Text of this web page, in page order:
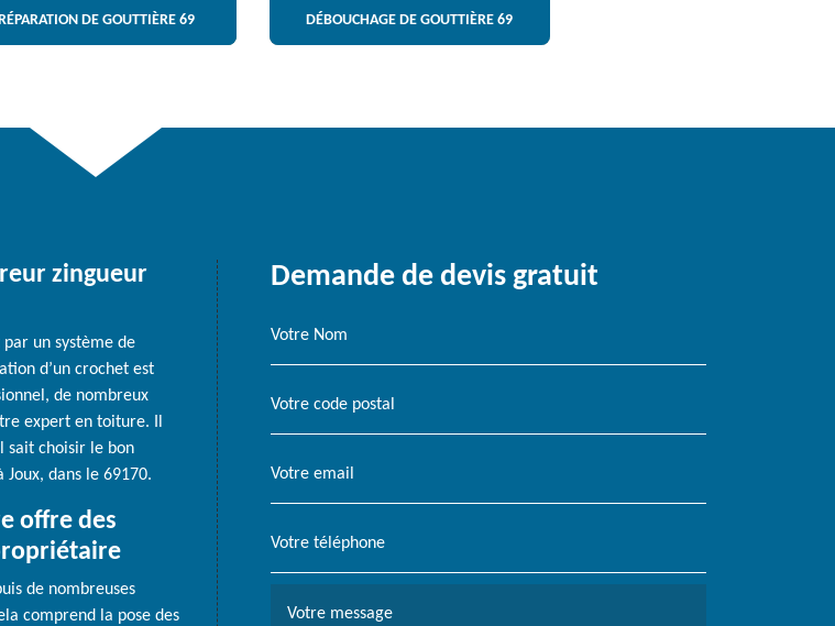
DE GOUTTIÈRE 69 DÉBOUCHAGE DE GOUTTIÈRE 69
zingueur
un système de
d’un crochet est
de nombreux
expert en toiture. Il
sait choisir le bon
dans le 69170.
offre des
de nombreuses
comprend la pose des
Demande de devis gratuit